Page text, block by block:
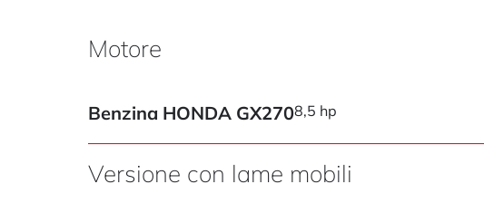
Motore
Benzina HONDA GX2708,5 hp
Versione con lame mobili